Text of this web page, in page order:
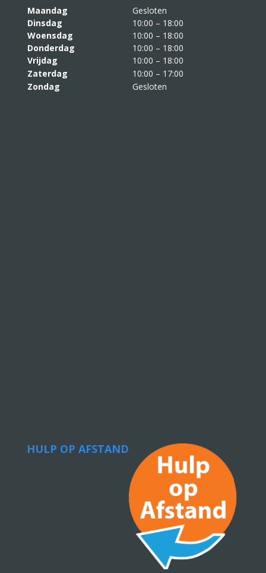
Maandag
Gesloten
Dinsdag
10:00 – 18:00
Woensdag
10:00 – 18:00
Donderdag
10:00 – 18:00
Vrijdag
10:00 – 18:00
Zaterdag
10:00 – 17:00
Zondag
Gesloten
HULP OP AFSTAND